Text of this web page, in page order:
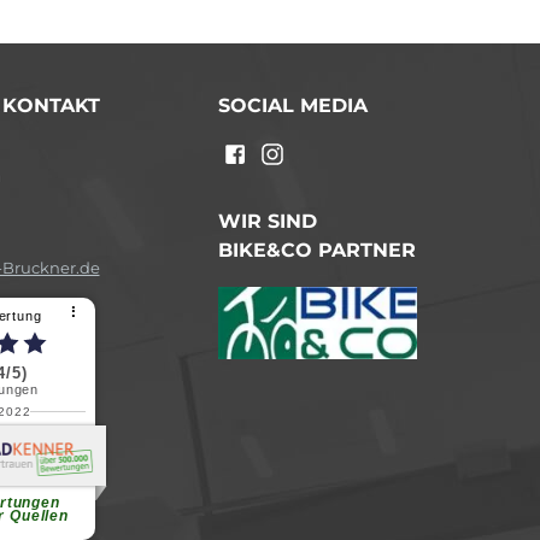
⠇
5)
Quellen
B.
SOCIAL MEDIA
WIR SIND
BIKE&CO PARTNER